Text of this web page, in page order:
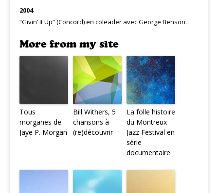
2004
“Givin’ It Up” (Concord) en coleader avec George Benson.
More from my site
Tous
morganes de
Jaye P. Morgan
Bill Withers, 5
chansons à
(re)découvrir
La folle histoire
du Montreux
Jazz Festival en
série
documentaire